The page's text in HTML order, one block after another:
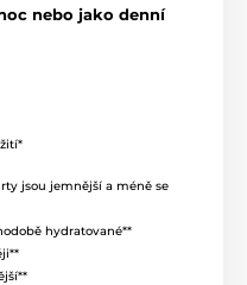
nebo jako denní
jsou jemnější a méně se
hydratované**